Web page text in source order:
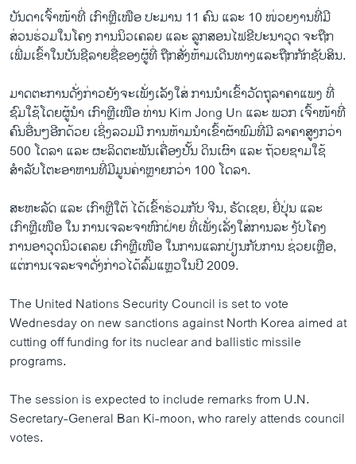
ບັນດາເຈົ້າໜ້າທີ່ ເກົາຫຼີ​ເໜືອ ປະມານ 11 ຄົນ ແລະ 10 ໜ່ວຍງານທີ່ມີ
ສ່ວນຮ່ວມໃນໂຄງ ການນິວເຄລຍ ແລະ ລູກສອນໄຟຂີປະນາວຸດ ຈະຖືກ
ເພີ່ມເຂົ້າໃນບັນຊີລາຍຊື່ຂອງຜູ້ທີ່ ຖືກສັ່ງຫ້າມເດີນທາງແລະຖືກກັກຊັບສິນ.
ມາດຕະການດັ່ງກ່າວຍັງຈະເພັ່ງເລັງໃສ່ ການນຳເຂົ້າວັດຖຸລາຄາແພງ ທີ່
ຊົມໃຊ້ໂດຍຜູ້ນຳ ເກົາຫຼີເໜືອ ທ່ານ Kim Jong Un ແລະ ພວກ ເຈົ້າໜ້າທີ່
ຄົນອື່ນໆອີກດ້ວຍ ເຊິ່ງລວມມີ ການຫ້າມນຳເຂົ້າຜ້າພົມທີ່ມີ ລາຄາສູງກວ່າ
500 ໂດລາ ແລະ ຜະລິດຕະພັນເຄື່ອງປັ້ນ ດິນເຜົາ ແລະ ຖ້ວຍຊາມໃຊ້
ສຳລັບໂຕະອາຫານທີ່ມີມູນຄ່າຫຼາຍກວ່າ 100 ໂດລາ.
ສະຫະລັດ ແລະ ເກົາຫຼີໃຕ້ ໄດ້ເຂົ້າຮ່ວມກັບ ຈີນ, ຣັດເຊຍ, ຍີ່ປຸ່ນ ແລະ
ເກົາຫຼີເໜືອ ໃນ ການເຈລະຈາຫົກຝ່າຍ ທີ່ເພັ່ງເລັ່ງໃສ່ການລະ ງັບໂຄງ
ການອາວຸດນິວເຄລຍ ເກົາຫຼີເໜືອ ໃນການແລກປ່ຽນກັບການ ຊ່ວຍເຫຼືອ,
ແຕ່ການເຈລະຈາດັ່ງກ່າວໄດ້ລົ້ມແຫຼວໃນປີ 2009.
The United Nations Security Council is set to vote
Wednesday on new sanctions against North Korea aimed at
cutting off funding for its nuclear and ballistic missile
programs.
The session is expected to include remarks from U.N.
Secretary-General Ban Ki-moon, who rarely attends council
votes.